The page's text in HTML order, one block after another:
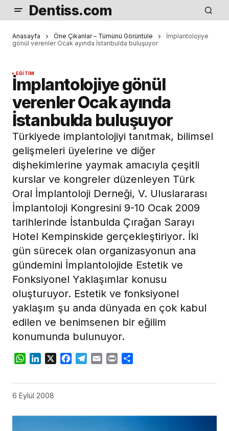
Dentiss.com
Anasayfa Öne Çıkanlar – Tümünü Görüntüle
İmplantolojiye
gönül verenler Ocak ayında İstanbulda buluşuyor
EĞITIM
İmplantolojiye gönül
verenler Ocak ayında
İstanbulda buluşuyor
Türkiyede implantolojiyi tanıtmak, bilimsel
gelişmeleri üyelerine ve diğer
dişhekimlerine yaymak amacıyla çeşitli
kurslar ve kongreler düzenleyen Türk
Oral İmplantoloji Derneği, V. Uluslararası
İmplantoloji Kongresini 9-10 Ocak 2009
tarihlerinde İstanbulda Çırağan Sarayı
Hotel Kempinskide gerçekleştiriyor. İki
gün sürecek olan organizasyonun ana
gündemini İmplantolojide Estetik ve
Fonksiyonel Yaklaşımlar konusu
oluşturuyor. Estetik ve fonksiyonel
yaklaşım şu anda dünyada en çok kabul
edilen ve benimsenen bir eğilim
konumunda bulunuyor.
WhatsApp
LinkedIn
X Facebook
Telegram
Email Print
6 Eylül 2008